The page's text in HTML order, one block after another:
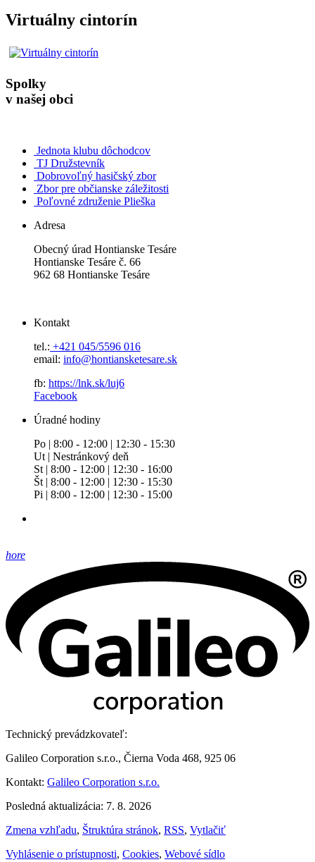
Virtuálny cintorín
Spolky
v našej obci
Jednota klubu dôchodcov
TJ Družstevník
Dobrovoľný hasičský zbor
Zbor pre občianske záležitosti
Poľovné združenie Plieška
Adresa
Obecný úrad Hontianske Tesáre
Hontianske Tesáre č. 66
962 68 Hontianske Tesáre
Kontakt
tel.: +421 045/5596 016
email: info@hontiansketesare.sk
fb: https://lnk.sk/luj6
Facebook
Úradné hodiny
Po | 8:00 - 12:00 | 12:30 - 15:30
Ut | Nestránkový deň
St | 8:00 - 12:00 | 12:30 - 16:00
Št | 8:00 - 12:00 | 12:30 - 15:30
Pi | 8:00 - 12:00 | 12:30 - 15:00
hore
Technický prevádzkovateľ:
Galileo Corporation s.r.o., Čierna Voda 468, 925 06
Kontakt: Galileo Corporation s.r.o.
Posledná aktualizácia: 7. 8. 2026
Zmena vzhľadu, Štruktúra stránok, RSS, Vytlačiť
Vyhlásenie o prístupnosti, Cookies, Webové sídlo